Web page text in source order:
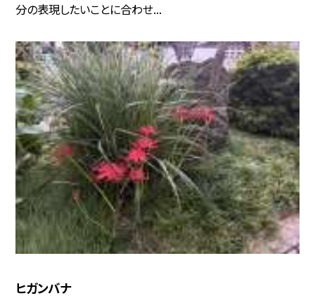
分の表現したいことに合わせ...
ヒガンバナ